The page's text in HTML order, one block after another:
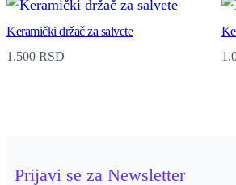
Keramički držač za salvete
1.500 RSD
Prijavi se za Newsletter